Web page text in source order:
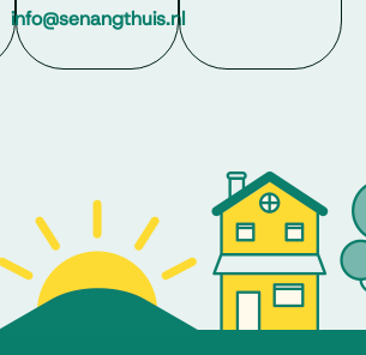
info@senangthuis.nl